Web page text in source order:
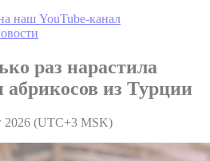
наш YouTube-канал
раз нарастила
из Турции
2026 (UTC+3 MSK)